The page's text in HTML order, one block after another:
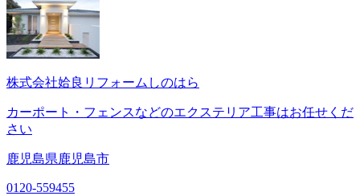
株式会社姶良リフォームしのはら
カーポート・フェンスなどのエクステリア工事はお任せくだ
さい
鹿児島県鹿児島市
0120-559455